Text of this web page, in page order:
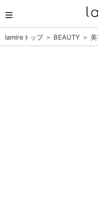
lamireトップ＞ BEAUTY ＞